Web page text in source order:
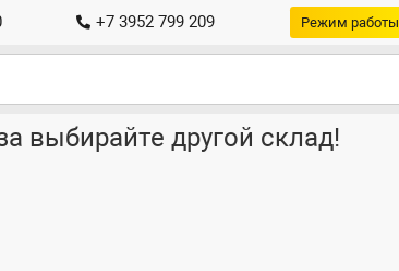
+7 3952 799 209 Режим работы
выбирайте другой склад!